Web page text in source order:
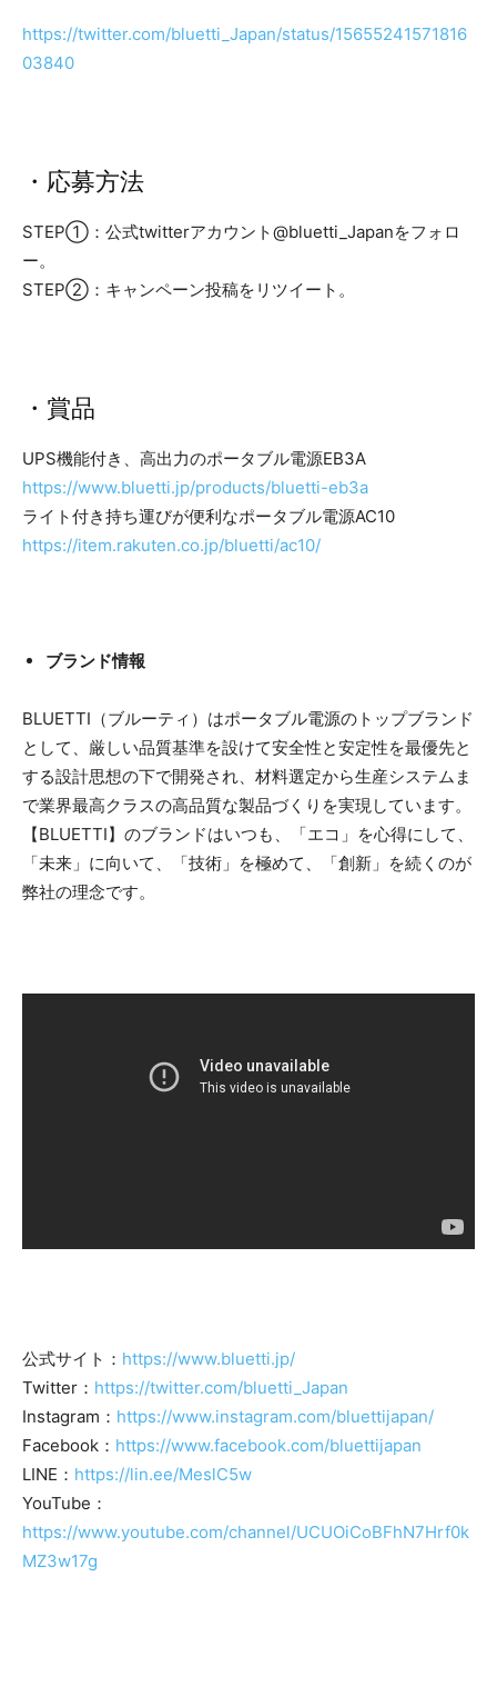
https://twitter.com/bluetti_Japan/status/15655241571816
03840
・応募方法
STEP①：公式twitterアカウント@bluetti_Japanをフォロ
ー。
STEP②：キャンペーン投稿をリツイート。
・賞品
UPS機能付き、高出力のポータブル電源EB3A
https://www.bluetti.jp/products/bluetti-eb3a
ライト付き持ち運びが便利なポータブル電源AC10
https://item.rakuten.co.jp/bluetti/ac10/
ブランド情報
BLUETTI（ブルーティ）はポータブル電源のトップブランド
として、厳しい品質基準を設けて安全性と安定性を最優先と
する設計思想の下で開発され、材料選定から生産システムま
で業界最高クラスの高品質な製品づくりを実現しています。
【BLUETTI】のブランドはいつも、「エコ」を心得にして、
「未来」に向いて、「技術」を極めて、「創新」を続くのが
弊社の理念です。
公式サイト： https://www.bluetti.jp/
Twitter： https://twitter.com/bluetti_Japan
Instagram： https://www.instagram.com/bluettijapan/
Facebook： https://www.facebook.com/bluettijapan
LINE： https://lin.ee/MeslC5w
YouTube：
https://www.youtube.com/channel/UCUOiCoBFhN7Hrf0k
MZ3w17g